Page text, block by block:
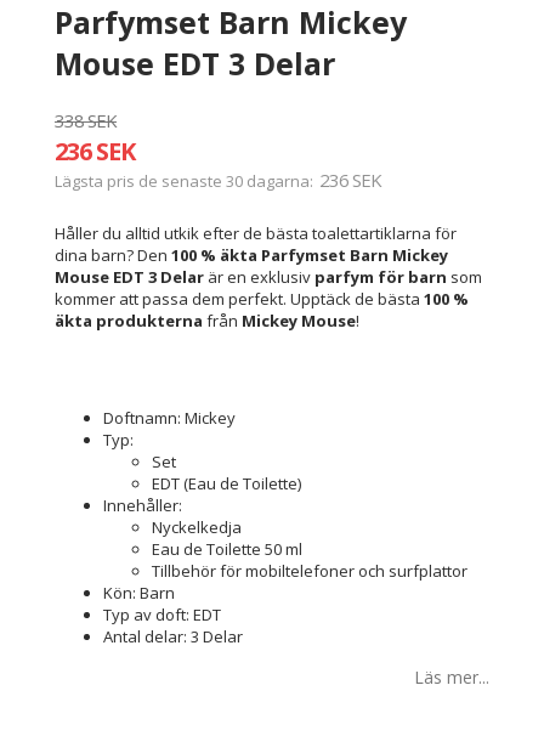
Parfymset Barn Mickey
Mouse EDT 3 Delar
338 SEK
236 SEK
Lägsta pris de senaste 30 dagarna 236 SEK
Håller du alltid utkik efter de bästa toalettartiklarna för
dina barn? Den 100 % äkta Parfymset Barn Mickey
Mouse EDT 3 Delar är en exklusiv parfym för barn som
kommer att passa dem perfekt. Upptäck de bästa 100 %
äkta produkterna från Mickey Mouse!
Doftnamn: Mickey
Typ:
Set
EDT (Eau de Toilette)
Innehåller:
Nyckelkedja
Eau de Toilette 50 ml
Tillbehör för mobiltelefoner och surfplattor
Kön: Barn
Typ av doft: EDT
Antal delar: 3 Delar
Läs mer...